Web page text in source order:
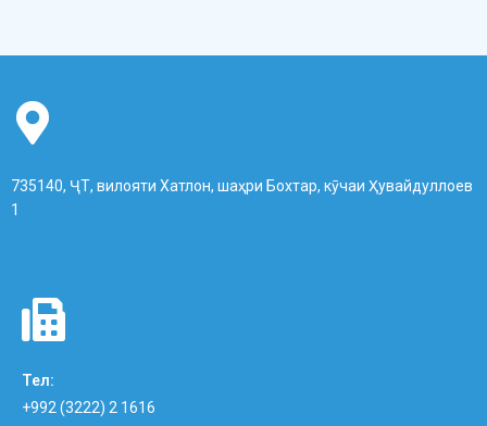
735140, ҶТ, вилояти Хатлон, шаҳри Бохтар, кӯчаи Ҳувайдуллоев
1
Тел:
+992 (3222) 2 1616